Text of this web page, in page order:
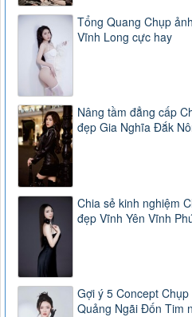
Tổng Quang Chụp
Vĩnh Long cực hay
Nâng tầm đẳng cấp
đẹp Gia Nghĩa Đắk
Chia sẻ kinh nghiệm
đẹp Vĩnh Yên Vĩnh
Gợi ý 5 Concept
Quảng Ngãi Đốn Tim